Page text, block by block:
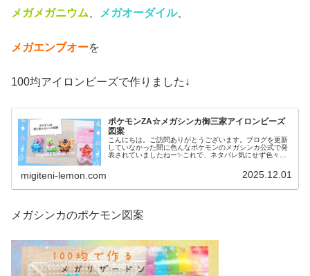
メガメガニウム メガオーダイル、
メガエンブオーを
100均アイロンビーズで作りました↓
ポケモンZA☆メガシンカ御三家アイロンビーズ
図案
こんにちは。ご訪問ありがとうございます。ブログを更新
していなかった間に色んなポケモンのメガシンカ公式で発
表されていましたねー✨️これで、ネタバレ気にせず色々、
migiteni-lemon.com 2025.12.01
メガシンカのポケモン図案